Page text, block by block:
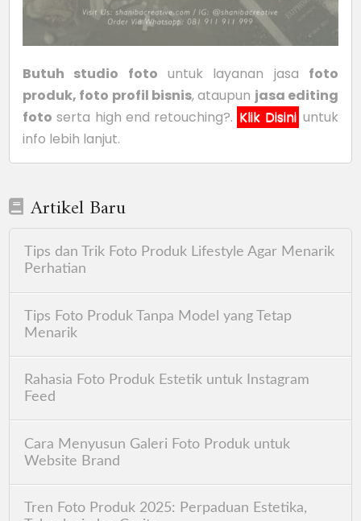
Butuh studio foto untuk layanan jasa foto
produk, foto profil bisnis, ataupun jasa editing
foto serta high end retouching?. Klik Disini untuk
info lebih lanjut.
Artikel Baru
Tips dan Trik Foto Produk Lifestyle Agar Menarik
Perhatian
Tips Foto Produk Tanpa Model yang Tetap
Menarik
Rahasia Foto Produk Estetik untuk Instagram
Feed
Cara Menyusun Galeri Foto Produk untuk
Website Brand
Tren Foto Produk 2025: Perpaduan Estetika,